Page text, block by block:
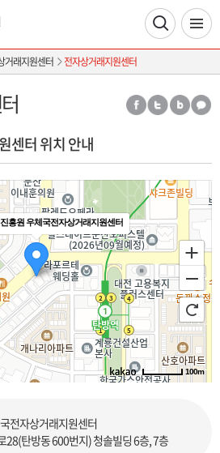
거래지원센터 전자상거래지원센터
센터 위치 안내
흥원 우체국전자상거래지원센터
100m
전자상거래지원센터
28(탄방동 600번지) 청솔빌딩 6층, 7층